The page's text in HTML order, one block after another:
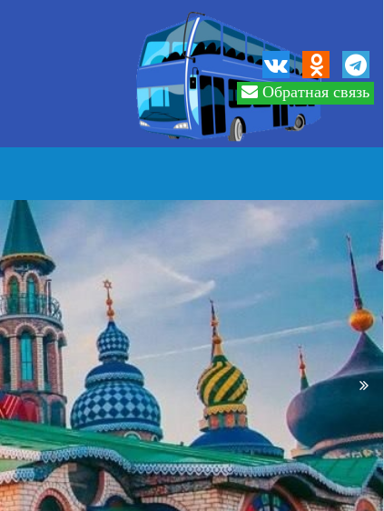
Обратная связь